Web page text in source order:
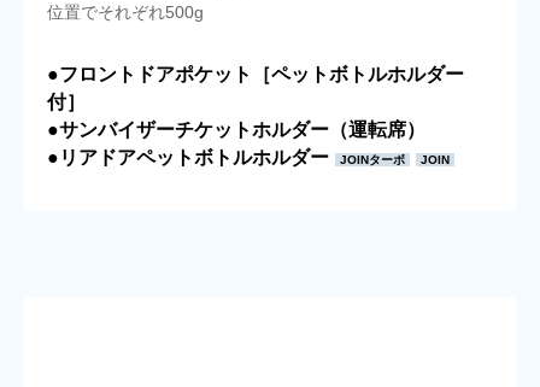
位置でそれぞれ500g
●フロントドアポケット［ペットボトルホルダー
付］
●サンバイザーチケットホルダー（運転席）
●リアドアペットボトルホルダー
JOINターボ JOIN